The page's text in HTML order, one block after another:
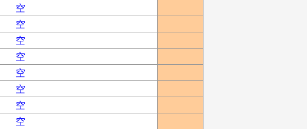
空
空
空
空
空
空
空
空